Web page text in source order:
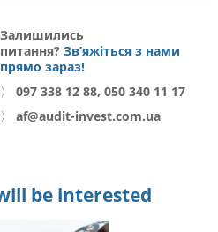
Залишились
питання? Зв’яжіться з нами
прямо зараз!
〉
097 338 12 88, 050 340 11 17
〉
af@audit-invest.com.ua
be interested